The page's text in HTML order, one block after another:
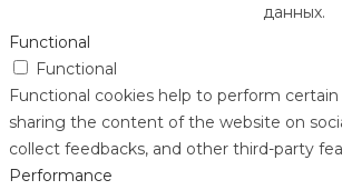
данных.
Functional
Functional
Functional cookies help to perform
sharing the content of the website on
collect feedbacks, and other third-party
Performance